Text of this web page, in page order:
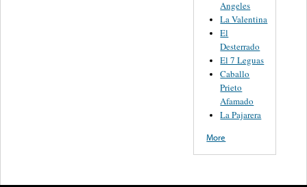
Angeles
La Valentina
El
Desterrado
El 7 Leguas
Caballo
Prieto
Afamado
La Pajarera
More